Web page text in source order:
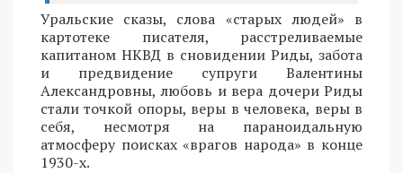
Уральские сказы, слова «старых людей» в
картотеке писателя, расстреливаемые
капитаном НКВД в сновидении Риды, забота
и предвидение супруги Валентины
Александровны, любовь и вера дочери Риды
стали точкой опоры, веры в человека, веры в
себя, несмотря на параноидальную
атмосферу поисках «врагов народа» в конце
1930-х.